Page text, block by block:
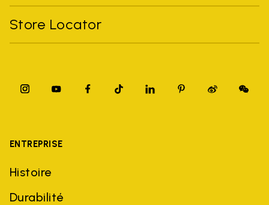
Store Locator
ENTREPRISE
Histoire
Durabilité